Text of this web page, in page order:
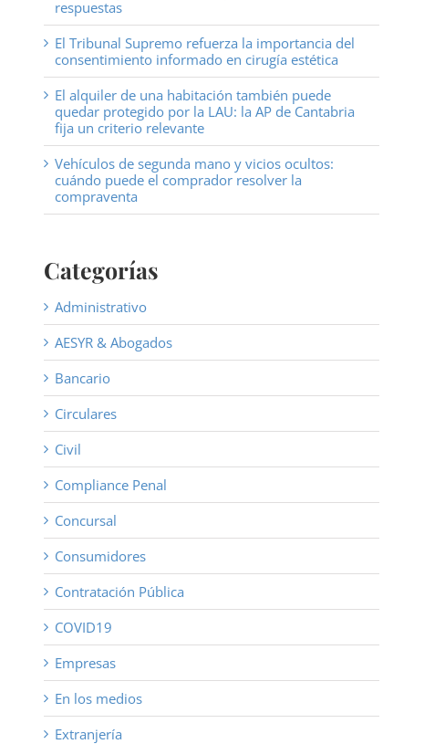
respuestas
El Tribunal Supremo refuerza la importancia del
consentimiento informado en cirugía estética
El alquiler de una habitación también puede
quedar protegido por la LAU: la AP de Cantabria
fija un criterio relevante
Vehículos de segunda mano y vicios ocultos:
cuándo puede el comprador resolver la
compraventa
Categorías
Administrativo
AESYR & Abogados
Bancario
Circulares
Civil
Compliance Penal
Concursal
Consumidores
Contratación Pública
COVID19
Empresas
En los medios
Extranjería